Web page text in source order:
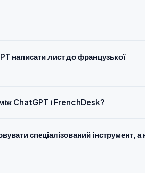
написати лист до французької
ChatGPT і FrenchDesk?
спеціалізований інструмент, а